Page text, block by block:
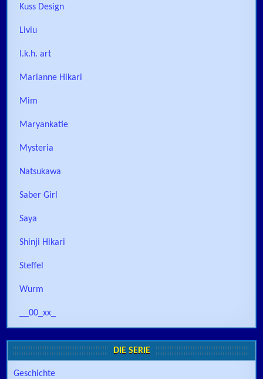
Kuss Design
Liviu
l.k.h. art
Marianne Hikari
Mim
Maryankatie
Mysteria
Natsukawa
Saber Girl
Saya
Shinji Hikari
Steffel
Wurm
__00_xx_
DIE SERIE
Geschichte